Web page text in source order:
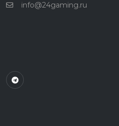
info@24gaming.ru